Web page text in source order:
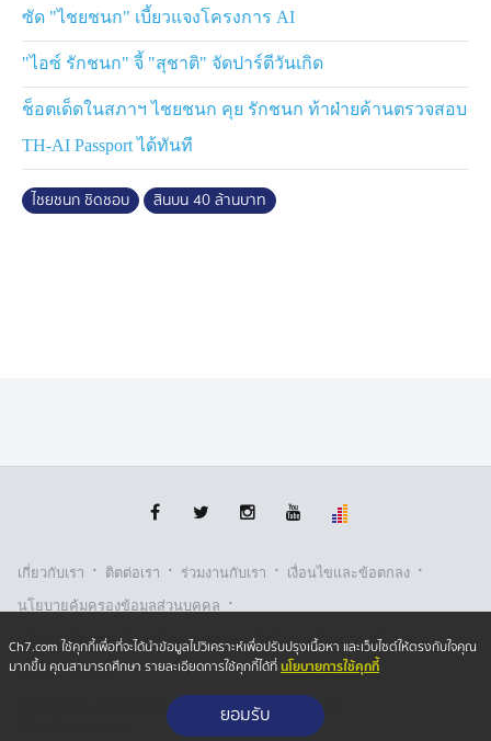
ซัด "ไชยชนก" เบี้ยวแจงโครงการ AI
"ไอซ์ รักชนก" จี้ "สุชาติ" จัดปาร์ตีวันเกิด
ช็อตเด็ดในสภาฯ ไชยชนก คุย รักชนก ท้าฝ่ายค้านตรวจสอบ
TH-AI Passport ได้ทันที
ไชยชนก ชิดชอบ สินบน 40 ล้านบาท
เกี่ยวกับเรา · ติตต่อเรา · ร่วมงานกับเรา · เงื่อนไขและข้อตกลง ·
นโยบายคุ้มครองข้อมูลส่วนบุคคล ·
นโยบายคุ้มครองข้อมูลส่วนบุคคล (ออนไลน์) · นโยบายคุกกี้ ·
รับเรื่องร้องเรียน
Copyright © 2026 Bangkok Broadcasting & T.V. Co.,Ltd.
Ch7.com ใช้คุกกี้เพื่อที่จะได้นำข้อมูลไปวิเคราะห์เพื่อปรับปรุงเนื้อหา และเว็บไซต์ให้ตรงกับใจคุณ
มากขึ้น คุณสามารถศึกษา รายละเอียดการใช้คุกกี้ได้ที่นโยบายการใช้คุกกี้
ยอมรับ